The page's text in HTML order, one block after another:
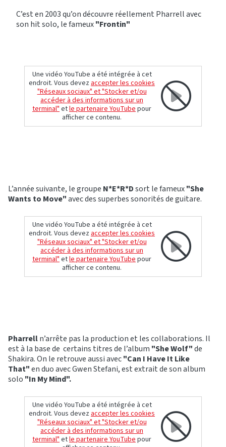
C’est en 2003 qu’on découvre réellement Pharrell avec
son hit solo, le fameux"Frontin"
Une vidéo YouTube a été intégrée à cet
endroit. Vous devezaccepter les cookies
"Réseaux sociaux" et "Stocker et/ou
accéder à des informations sur un
terminal"etle partenaire YouTubepour
afficher ce contenu.
L’année suivante, le groupe N*E*R*Dsort le fameux"She
Wants to Move"avec des superbes sonorités de guitare.
Une vidéo YouTube a été intégrée à cet
endroit. Vous devez accepter les cookies
"Réseaux sociaux" et "Stocker et/ou
accéder à des informations sur un
terminal" etle partenaire YouTube pour
afficher ce contenu.
Pharrelln’arrête pas la production et les collaborations. Il
est à la base de certains titres de l’album "She Wolf"de
Shakira. On le retrouve aussi avec"Can I Have It Like
That"en duo avec Gwen Stefani, est extrait de son album
solo "In My Mind".
Une vidéo YouTube a été intégrée à cet
endroit. Vous devezaccepter les cookies
"Réseaux sociaux" et "Stocker et/ou
accéder à des informations sur un
terminal"etle partenaire YouTubepour